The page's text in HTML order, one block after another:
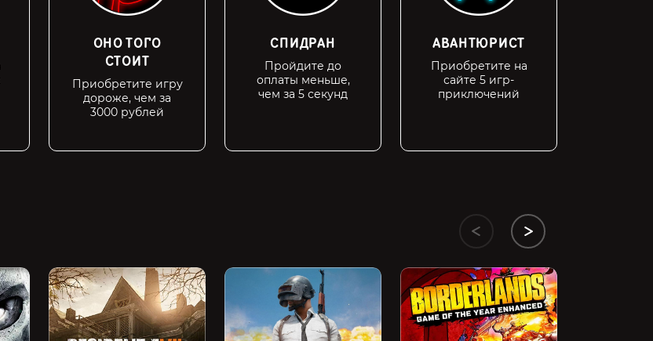
ОНО ТОГО
СТОИТ
Приобретите игру
дороже, чем за
3000 рублей
СПИДРАН
Пройдите до
оплаты меньше,
чем за 5 секунд
АВАНТЮРИСТ
Приобретите на
сайте 5 игр-
приключений